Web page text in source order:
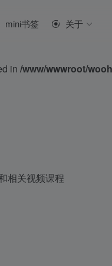
in /www/wwwroot/
mini书签 关于
相关视频课程